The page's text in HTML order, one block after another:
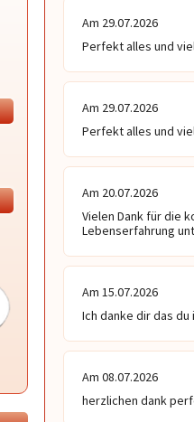
Am 29.07.2026
Perfekt alles und
Am 29.07.2026
Perfekt alles und
Am 20.07.2026
Vielen Dank für die
Lebenserfahrung
Am 15.07.2026
Ich danke dir das
Am 08.07.2026
herzlichen dank